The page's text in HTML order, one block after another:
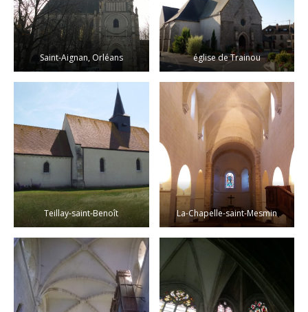
Saint-Aignan, Orléans église de Trainou
Teillay-saint-Benoît La-Chapelle-saint-Mesmin